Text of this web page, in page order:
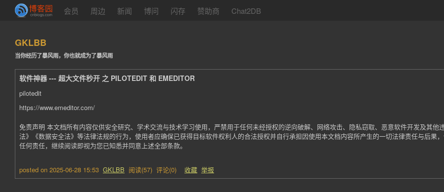
会员 周边 新闻 博问 闪存 赞助商 Chat2DB
GKLBB
当你经历了暴风雨，你也就成为了暴风雨
软件神器 --- 超大文件秒开 之 PILOTEDIT 和 EMEDITOR
pilotedit
https://www.emeditor.com/
免责声明 本文档所有内容仅供安全研究、学术交流与技术学习使用，严禁用于任何未经授权的逆向破解、网络攻击、隐私窃取、恶意软件开发及其他
法》《数据安全法》等法律法规的行为，使用者应确保已获得目标软件权利人的合法授权并自行承担因使用本文档内容所产生的一切法律责任与后果
任何责任，继续阅读即视为您已知悉并同意上述全部条款。
posted on 2025-06-28 15:53 GKLBB 阅读(57) 评论(0) 收藏 举报